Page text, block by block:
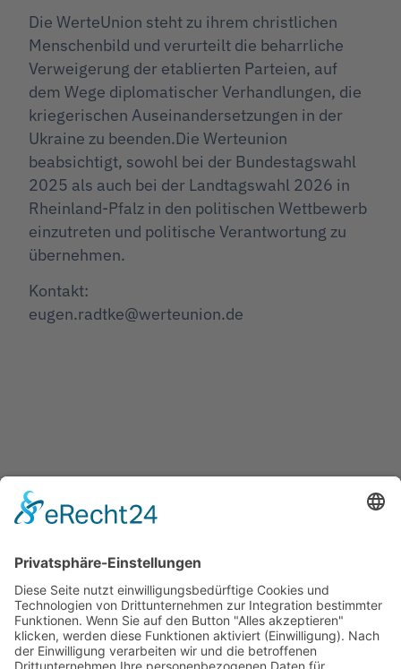
Die WerteUnion steht zu ihrem christlichen
Menschenbild und verurteilt die beharrliche
Verweigerung der etablierten Parteien, auf
dem Wege diplomatischer Verhandlungen, die
kriegerischen Auseinandersetzungen in der
Ukraine zu beenden.Die Werteunion
beabsichtigt, sowohl bei der Bundestagswahl
2025 als auch bei der Landtagswahl 2026 in
Rheinland-Pfalz in den politischen Wettbewerb
einzutreten und politische Verantwortung zu
übernehmen.
Kontakt:
eugen.radtke@werteunion.de
Jetzt teilen
Facebook Twitter
Pinterest WhatsApp Telegram
XING Email